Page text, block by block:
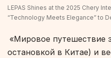
LEPAS Shines at the 2025 Chery
“Technology Meets Elegance” to
«Мировое путешествие
остановкой в Китае) и